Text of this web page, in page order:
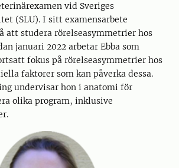
vid Sveriges
(SLU). I sitt examensarbete
att studera rörelseasymmetrier hos
januari 2022 arbetar Ebba som
fokus på rörelseasymmetrier hos
faktorer som kan påverka dessa.
undervisar hon i anatomi för
olika program, inklusive